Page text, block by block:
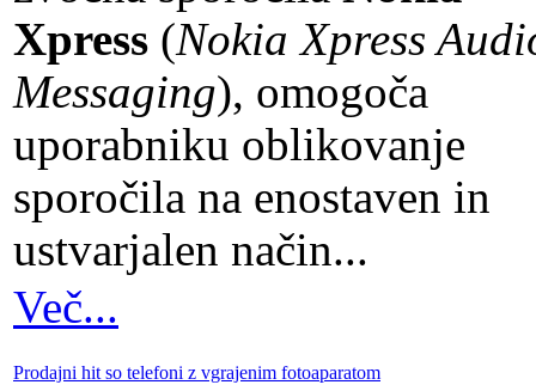
Xpress (Nokia Xpress
Messaging), omogoča
uporabniku oblikovanje
sporočila na enostaven in
ustvarjalen način...
Več...
Prodajni hit so telefoni z vgrajenim fotoaparatom